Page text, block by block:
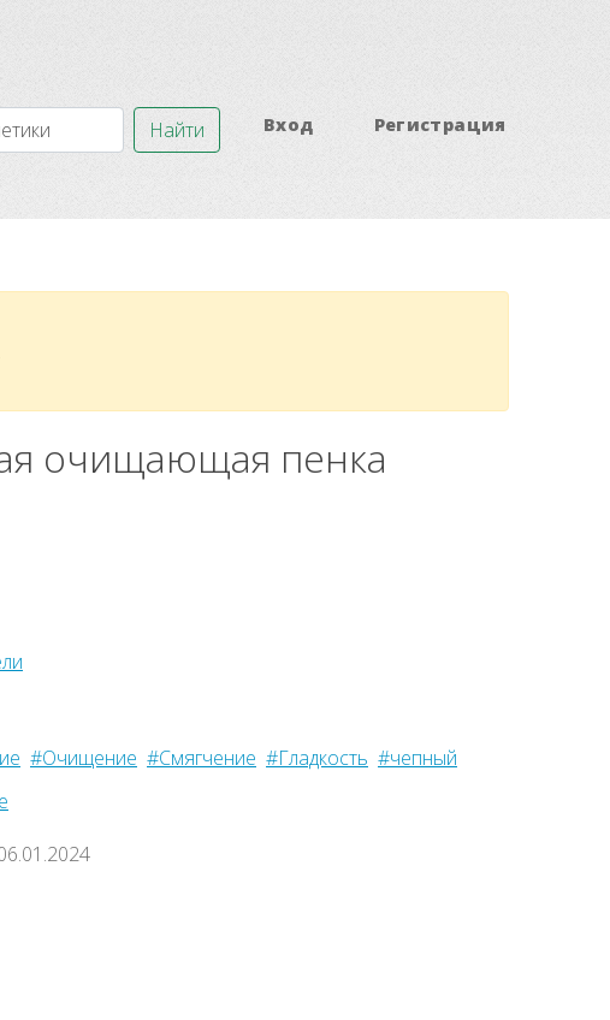
Найти Вход Регистрация
очищающая пенка
#Очищение #Смягчение #Гладкость #чепный